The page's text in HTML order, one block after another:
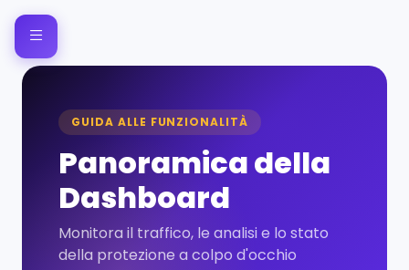
GUIDA ALLE FUNZIONALITÀ
Panoramica della
Dashboard
Monitora il traffico, le analisi e lo stato
della protezione a colpo d'occhio